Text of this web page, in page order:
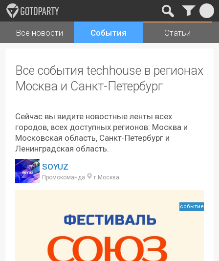
Города Музыка
Все новости События Статьи
Все события techhouse в регионах
Москва и Санкт-Петербург
Сейчас вы видите новостные ленты всех
городов, всех доступных регионов: Москва и
Московская область, Санкт-Петербург и
Ленинградская область.
SOYUZ
Промокоманда г Москва
событие